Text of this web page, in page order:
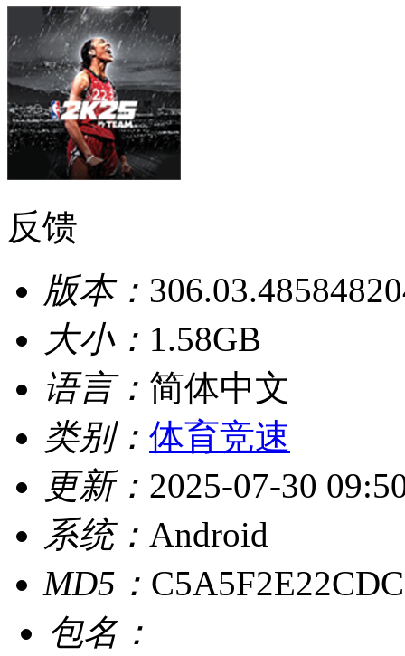
反馈
版本：
大小： 1.58GB
语言： 简体中文
类别： 体育竞速
更新： 2025-07-30
系统： Android
MD5：
包名：